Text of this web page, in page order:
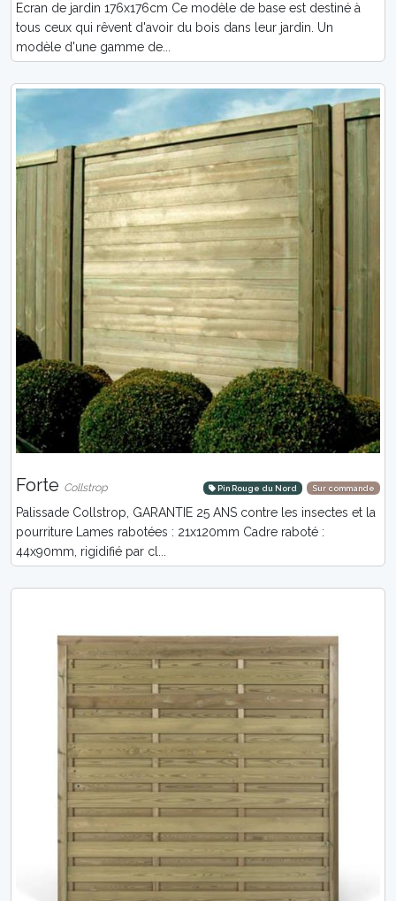
Ecran de jardin 176x176cm Ce modèle de base est destiné à
tous ceux qui rêvent d'avoir du bois dans leur jardin. Un
modèle d'une gamme de...
Forte Collstrop Pin Rouge du Nord Sur commande
Palissade Collstrop, GARANTIE 25 ANS contre les insectes et la
pourriture Lames rabotées : 21x120mm Cadre raboté :
44x90mm, rigidifié par cl...